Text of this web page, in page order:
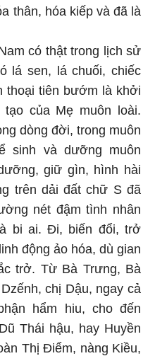
thân, hóa kiếp và đã là
có thật trong lịch sử
lá sen, lá chuối, chiếc
thoại tiên bướm là khởi
của Mẹ muôn loài.
dòng đời, trong muôn
sinh và dưỡng muôn
giữ gìn, hình hài
trên dải đất chữ S đã
nét đậm tình nhân
bi ai. Đi, biến đổi, trở
động ảo hóa, dù gian
trở. Từ Bà Trưng, Bà
chị Dậu, ngay cả
hẩm hiu, cho đến
Thái hậu, hay Huyền
Thị Điểm, nàng Kiều,